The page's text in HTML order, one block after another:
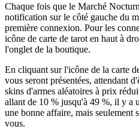
Chaque fois que le Marché
notification sur le côté gauche du
première connexion. Pour les
icône de carte de tarot en haut à
l'onglet de la boutique.
En cliquant sur l'icône de la carte
vous seront présentées, attendant
skins d'armes aléatoires à prix
allant de 10 % jusqu'à 49 %, il y a
une bonne affaire, mais
vous.